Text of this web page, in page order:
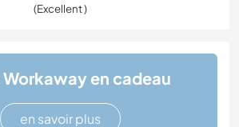
(Excellent )
en cadeau
en savoir plus